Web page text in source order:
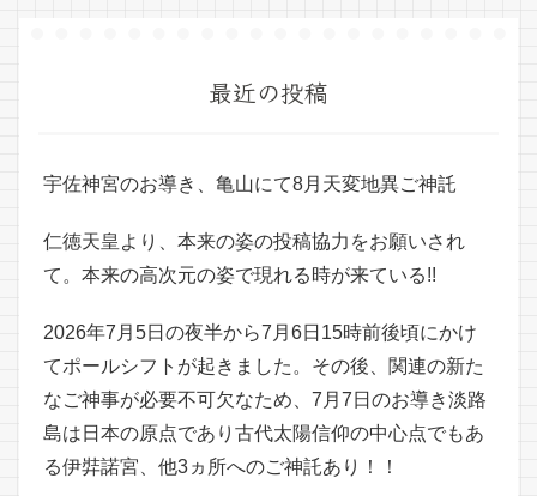
最近の投稿
宇佐神宮のお導き、亀山にて8月天変地異ご神託
仁徳天皇より、本来の姿の投稿協力をお願いされ
て。本来の高次元の姿で現れる時が来ている!!
2026年7月5日の夜半から7月6日15時前後頃にかけ
てポールシフトが起きました。その後、関連の新た
なご神事が必要不可欠なため、7月7日のお導き淡路
島は日本の原点であり古代太陽信仰の中心点でもあ
る伊弉諾宮、他3ヵ所へのご神託あり！！